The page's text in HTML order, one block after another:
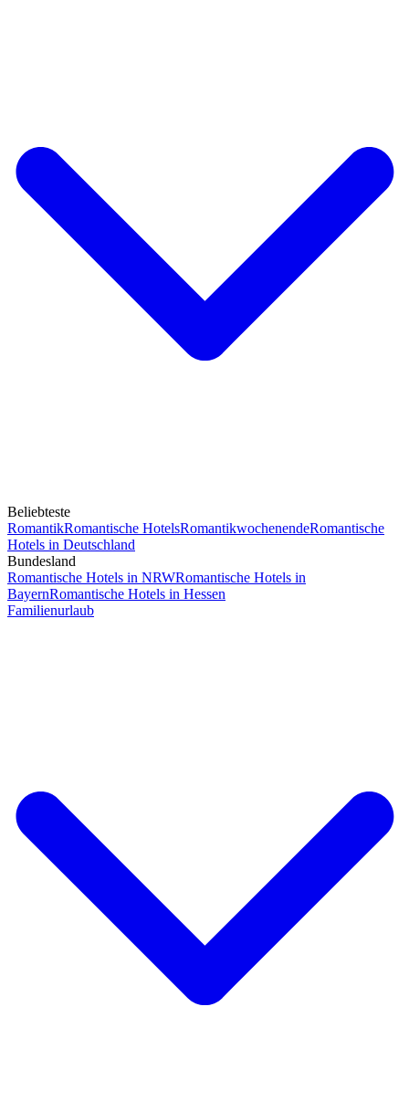
Beliebteste
RomantikRomantische HotelsRomantikwochenendeRomantische
Hotels in Deutschland
Bundesland
Romantische Hotels in NRWRomantische Hotels in
BayernRomantische Hotels in Hessen
Familienurlaub